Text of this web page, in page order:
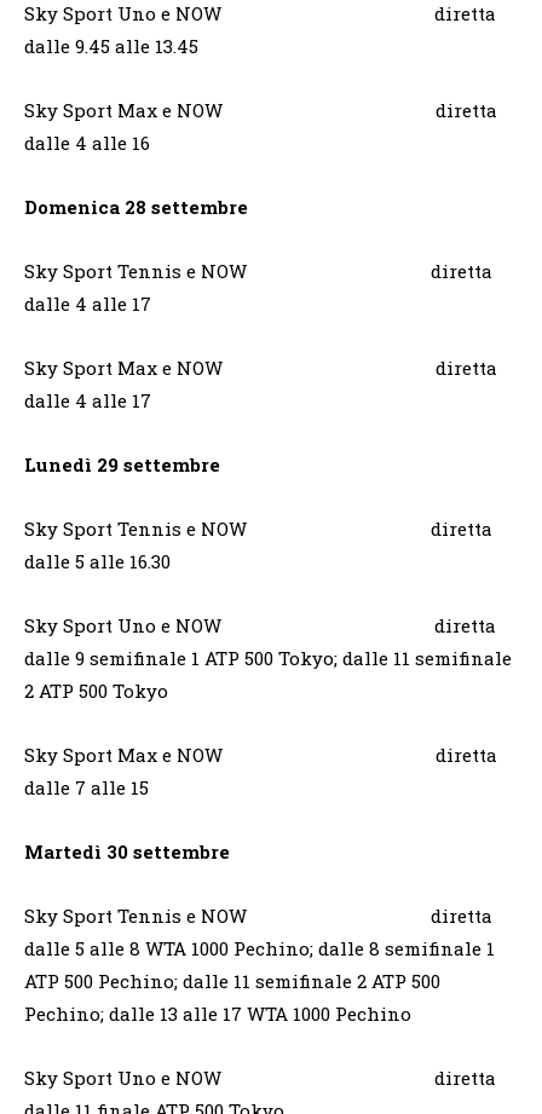
Sky Sport Uno e NOW diretta
dalle 9.45 alle 13.45
Sky Sport Max e NOW diretta
dalle 4 alle 16
Domenica 28 settembre
Sky Sport Tennis e NOW diretta
dalle 4 alle 17
Sky Sport Max e NOW diretta
dalle 4 alle 17
Lunedì 29 settembre
Sky Sport Tennis e NOW diretta
dalle 5 alle 16.30
Sky Sport Uno e NOW diretta
dalle 9 semifinale 1 ATP 500 Tokyo; dalle 11 semifinale
2 ATP 500 Tokyo
Sky Sport Max e NOW diretta
dalle 7 alle 15
Martedì 30 settembre
Sky Sport Tennis e NOW diretta
dalle 5 alle 8 WTA 1000 Pechino; dalle 8 semifinale 1
ATP 500 Pechino; dalle 11 semifinale 2 ATP 500
Pechino; dalle 13 alle 17 WTA 1000 Pechino
Sky Sport Uno e NOW diretta